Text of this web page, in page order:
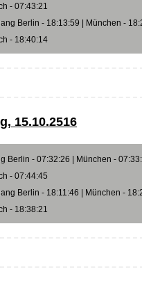
- 07:43:21
Berlin - 18:13:59 | München -
- 18:40:14
15.10.2516
Berlin - 07:32:26 | München -
- 07:44:45
Berlin - 18:11:46 | München -
- 18:38:21